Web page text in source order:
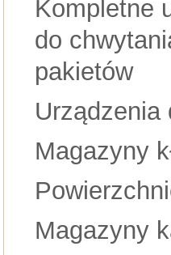
Kompletne
do
pakietów
Urządzenia
Magazyny
Magazyny